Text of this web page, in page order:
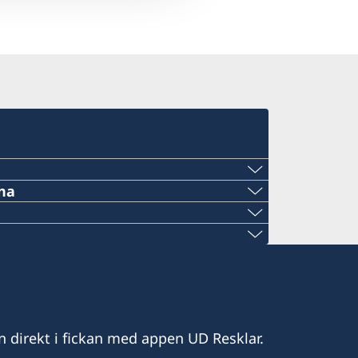
8
636
i fickan med appen UD Resklar.